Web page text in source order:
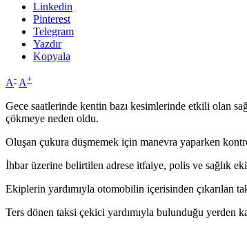
Linkedin
Pinterest
Telegram
Yazdır
Kopyala
A- A+
Gece saatlerinde kentin bazı kesimlerinde etkili olan
çökmeye neden oldu.
Oluşan çukura düşmemek için manevra yaparken
İhbar üzerine belirtilen adrese itfaiye, polis ve sağlık
Ekiplerin yardımıyla otomobilin içerisinden çıkarılan
Ters dönen taksi çekici yardımıyla bulunduğu yerden